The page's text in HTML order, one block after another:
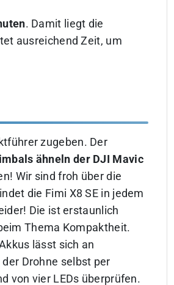
. Damit liegt die
ausreichend Zeit, um
zugeben. Der
ähneln der DJI Mavic
Wir sind froh über die
die Fimi X8 SE in jedem
Die ist erstaunlich
Thema Kompaktheit.
lässt sich an
Drohne selbst per
von vier LEDs überprüfen.